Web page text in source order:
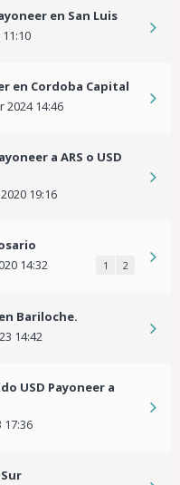
en San Luis
11:10
en Cordoba Capital
2024 14:46
a ARS o USD
19:16
14:32 1 2
Bariloche.
14:42
USD Payoneer a
17:36